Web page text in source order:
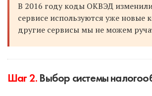
продаете что-то в розницу,
перейдете на опт. Или вы
по ремонту одежды и обуви, а
проставить коды с запасом.
В 2016 году коды ОКВЭД
сервисе используются уже новые
другие сервисы мы не можем
Шаг 2. Выбор системы